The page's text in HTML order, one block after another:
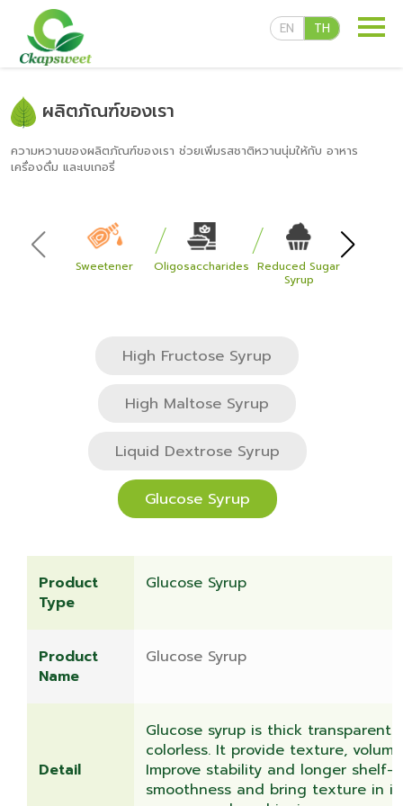
EN TH
ผลิตภัณฑ์ของเรา
ความยั่งยืน
เกี่ยวกับเรา
คำถามยอดฮิต
ติดต่อเรา
ผลิตภัณฑ์ของเรา
ความหวานของผลิตภัณฑ์ของเรา ช่วยเพิ่มรสชาติหวานนุ่มให้กับ อาหาร
เครื่องดื่ม และเบเกอรี่
Sweetener Oligosaccharides Reduced Sugar
Syrup
High Fructose Syrup
High Maltose Syrup
Liquid Dextrose Syrup
Glucose Syrup
Product
Type
Glucose Syrup
Product
Name
Glucose Syrup
Detail
Glucose syrup is thick transparent
colorless. It provide texture,
Improve stability and longer shelf-
smoothness and bring texture in